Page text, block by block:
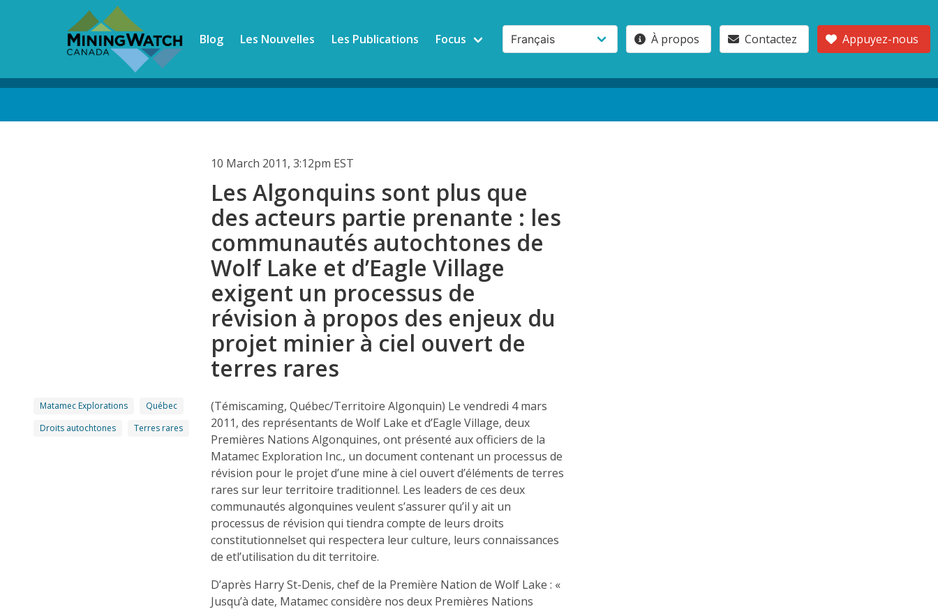
Blog Les Nouvelles Les Publications Focus À propos Contactez Appuyez-nous
10 March 2011, 3:12pm EST
Les Algonquins sont plus que
des acteurs partie prenante : les
communautés autochtones de
Wolf Lake et d’Eagle Village
exigent un processus de
révision à propos des enjeux du
projet minier à ciel ouvert de
terres rares
Matamec Explorations
Québec
Droits autochtones
Terres rares
(Témiscaming, Québec/Territoire Algonquin) Le vendredi 4 mars
2011, des représentants de Wolf Lake et d’Eagle Village, deux
Premières Nations Algonquines, ont présenté aux officiers de la
Matamec Exploration Inc., un document contenant un processus de
révision pour le projet d’une mine à ciel ouvert d’éléments de terres
rares sur leur territoire traditionnel. Les leaders de ces deux
communautés algonquines veulent s’assurer qu’il y ait un
processus de révision qui tiendra compte de leurs droits
constitutionnelset qui respectera leur culture, leurs connaissances
de etl’utilisation du dit territoire.
D’après Harry St-Denis, chef de la Première Nation de Wolf Lake : «
Jusqu’à date, Matamec considère nos deux Premières Nations